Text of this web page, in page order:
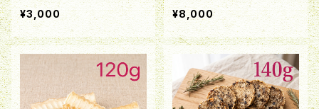
¥3,000
¥8,000